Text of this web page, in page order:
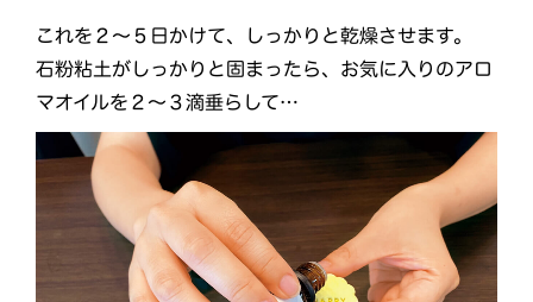
これを２～５日かけて、しっかりと乾燥させます。
石粉粘土がしっかりと固まったら、お気に入りのアロ
マオイルを２～３滴垂らして…